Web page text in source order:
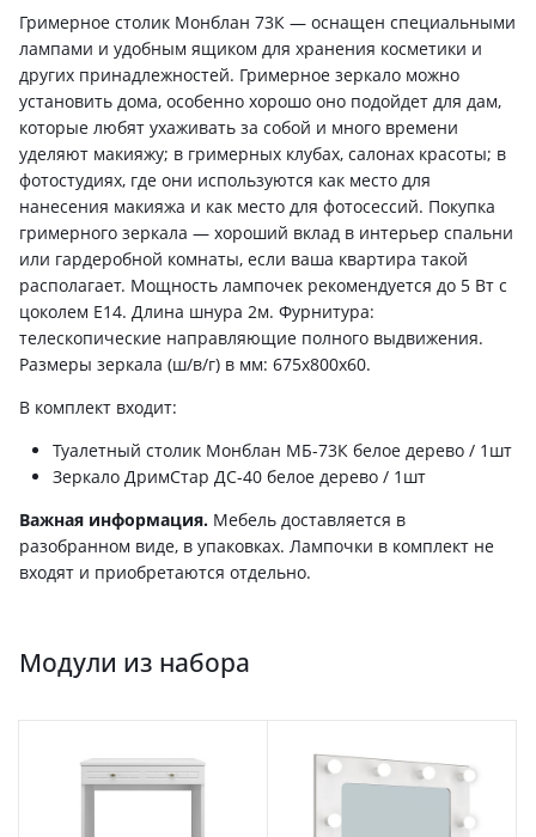
Гримерное столик Монблан 73К — оснащен специальными
лампами и удобным ящиком для хранения косметики и
других принадлежностей. Гримерное зеркало можно
установить дома, особенно хорошо оно подойдет для дам,
которые любят ухаживать за собой и много времени
уделяют макияжу; в гримерных клубах, салонах красоты; в
фотостудиях, где они используются как место для
нанесения макияжа и как место для фотосессий. Покупка
гримерного зеркала — хороший вклад в интерьер спальни
или гардеробной комнаты, если ваша квартира такой
располагает. Мощность лампочек рекомендуется до 5 Вт с
цоколем Е14. Длина шнура 2м. Фурнитура:
телескопические направляющие полного выдвижения.
Размеры зеркала (ш/в/г) в мм: 675х800х60.
В комплект входит:
Туалетный столик Монблан МБ-73К белое дерево / 1шт
Зеркало ДримСтар ДС-40 белое дерево / 1шт
Важная информация. Мебель доставляется в
разобранном виде, в упаковках. Лампочки в комплект не
входят и приобретаются отдельно.
Модули из набора